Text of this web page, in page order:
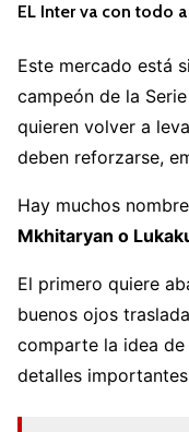
EL Inter va con todo
Este mercado está
campeón de la
quieren volver a
deben reforzarse,
Hay muchos
Mkhitaryan o
El primero quiere
buenos ojos
comparte la idea
detalles